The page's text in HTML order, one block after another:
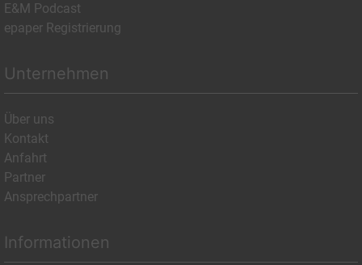
E&M Podcast
epaper Registrierung
Unternehmen
Über uns
Kontakt
Anfahrt
Partner
Ansprechpartner
Informationen